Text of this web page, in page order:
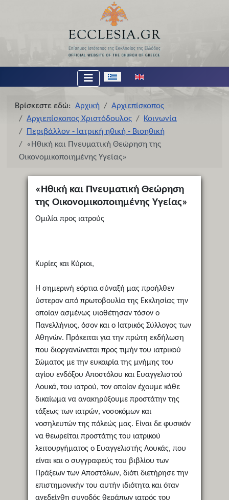
Επιλέξτε τη γλώσσα σας
Βρίσκεστε εδώ: Αρχική
Αρχιεπίσκοπος
Αρχιεπίσκοπος Χριστόδουλος
Κοινωνία
Περιβάλλον - Ιατρική ηθική - Βιοηθική
«Ηθική και Πνευματική Θεώρηση της
Οικονομικοποιημένης Υγείας»
«Ηθική και Πνευματική Θεώρηση
της Οικονομικοποιημένης Υγείας»
Ομιλία προς ιατρούς
Κυρίες και Κύριοι,
Η σημερινή εόρτια σύναξή μας προήλθεν
ύστερον από πρωτοβουλία της Εκκλησίας την
οποίαν ασμένως υιοθέτησαν τόσον ο
Πανελλήνιος, όσον και ο Ιατρικός Σύλλογος των
Αθηνών. Πρόκειται για την πρώτη εκδήλωση
που διοργανώνεται προς τιμήν του ιατρικού
Σώματος με την ευκαιρία της μνήμης του
αγίου ενδόξου Αποστόλου και Ευαγγελιστού
Λουκά, του ιατρού, τον οποίον έχουμε κάθε
δικαίωμα να ανακηρύξουμε προστάτην της
τάξεως των ιατρών, νοσοκόμων και
νοσηλευτών της πόλεώς μας. Είναι δε φυσικόν
να θεωρείται προστάτης του ιατρικού
λειτουργήματος ο Ευαγγελιστής Λουκάς, που
είναι και ο συγγραφεύς του βιβλίου των
Πράξεων των Αποστόλων, διότι διετήρησε την
επιστημονικήν του αυτήν ιδιότητα και όταν
ανεδείχθη συνοδός θεράπων ιατρός του